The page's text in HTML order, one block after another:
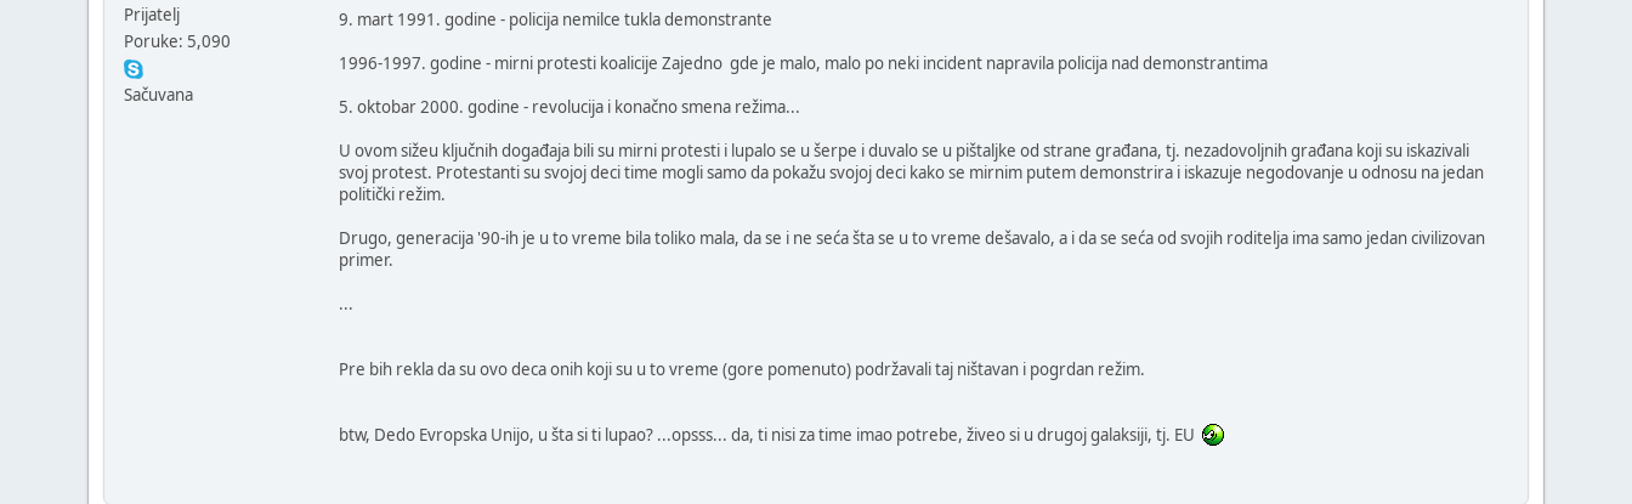
Prijatelj
Poruke: 5,090
Sačuvana
9. mart 1991. godine - policija nemilce tukla demonstrante
1996-1997. godine - mirni protesti koalicije Zajedno gde je malo, malo po neki incident napravila policija nad demonstrantima
5. oktobar 2000. godine - revolucija i konačno smena režima...
U ovom sižeu ključnih događaja bili su mirni protesti i lupalo se u šerpe i duvalo se u pištaljke od strane građana, tj. nezadovoljnih građana koji su iskazivali
svoj protest. Protestanti su svojoj deci time mogli samo da pokažu svojoj deci kako se mirnim putem demonstrira i iskazuje negodovanje u odnosu na jedan
politički režim.
Drugo, generacija '90-ih je u to vreme bila toliko mala, da se i ne seća šta se u to vreme dešavalo, a i da se seća od svojih roditelja ima samo jedan civilizovan
primer.
...
Pre bih rekla da su ovo deca onih koji su u to vreme (gore pomenuto) podržavali taj ništavan i pogrdan režim.
btw, Dedo Evropska Unijo, u šta si ti lupao? ...opsss... da, ti nisi za time imao potrebe, živeo si u drugoj galaksiji, tj. EU